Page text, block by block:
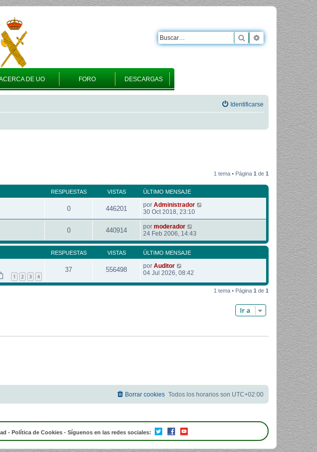
DE UO FORO DESCARGAS
Buscar Búsqueda
Identificarse
1 tema • Página 1 de 1
RESPUESTAS VISTAS ÚLTIMO MENSAJE
0 446201 por Administrador
30 Oct 2018, 23:10
0 440914 por moderador
24 Feb 2006, 14:43
RESPUESTAS VISTAS ÚLTIMO MENSAJE
1 2 3 4
37 556498 por Auditor
04 Jul 2026, 08:42
1 tema • Página 1 de 1
Ir a
Todos los horarios son UTC+02:00
Borrar cookies
- Política de Cookies - Síguenos en las redes sociales: